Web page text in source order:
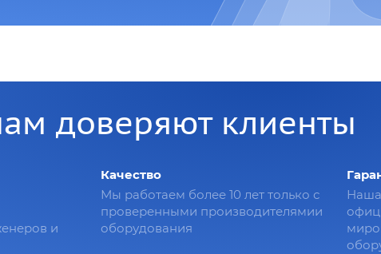
доверяют клиенты
и
Качество
Мы работаем более 10 лет только с
проверенными производителямии
оборудования
Наша